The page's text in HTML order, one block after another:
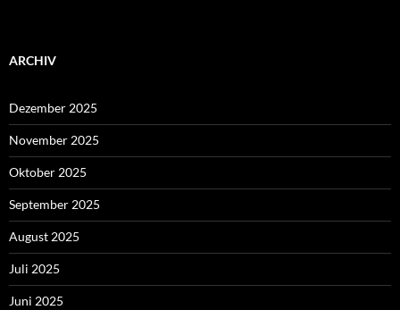
ARCHIV
Dezember 2025
November 2025
Oktober 2025
September 2025
August 2025
Juli 2025
Juni 2025